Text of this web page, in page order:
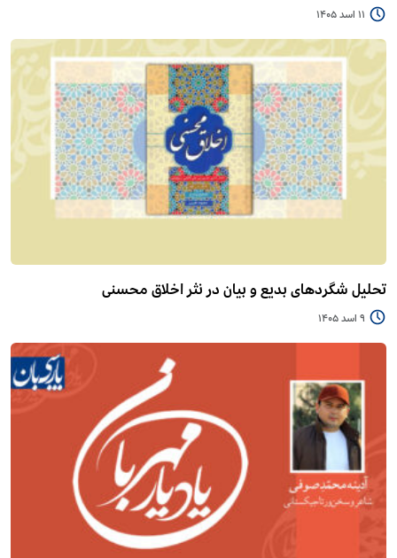
11 اسد 1405
تحلیل شگردهای بدیع و بیان در نثر اخلاق محسنی
9 اسد 1405